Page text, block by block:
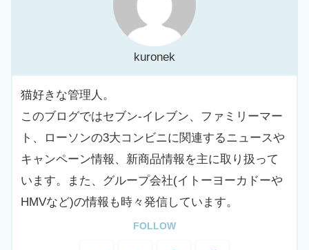
kuronek
猫好きな管理人。
このブログではセブン-イレブン、ファミリーマー
ト、ローソンの3大コンビニに関連するニュースや
キャンペーン情報、新商品情報を主に取り扱って
います。また、グループ会社(イトーヨーカドーや
HMVなど)の情報も時々発信しています。
FOLLOW